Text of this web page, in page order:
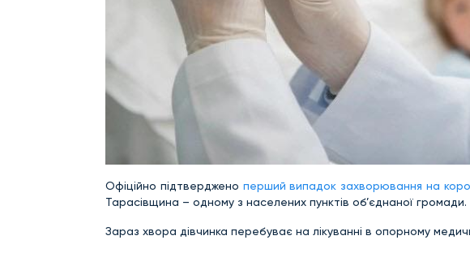
Офіційно підтверджено перший випадок захворювання на
Тарасівщина – одному з населених пунктів об’єднаної громади.
Зараз хвора дівчинка перебуває на лікуванні в опорному